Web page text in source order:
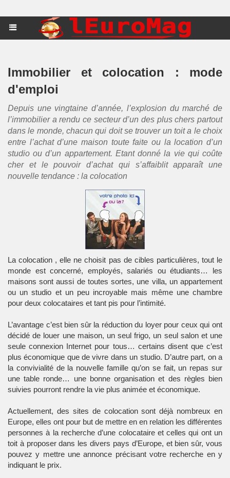
Immobilier et colocation : mode
d'emploi
Depuis une vingtaine d’année, l’explosion du marché de
l’immobilier a rendu ce secteur d’un des plus chers partout
dans le monde, chacun qui doit se trouver un toit a le choix
entre l’achat d’une maison toute faite ou la location d’un
studio ou d’un appartement. Etant donné la vie qui coûte
cher et le pouvoir d’achat qui s’affaiblit apparaît une
nouvelle tendance : la colocation
La colocation , elle ne choisit pas de cibles particulières, tout le
monde est concerné, employés, salariés ou étudiants… les
maisons sont aussi de toutes sortes, une villa, un appartement
ou un studio et un peu incroyable mais même une chambre
pour deux colocataires et tant pis pour l’intimité.
L’avantage c’est bien sûr la réduction du loyer pour ceux qui ont
décidé de louer une maison, un seul frigo, un seul salon et une
seule connexion Internet pour tous… certains disent que c’est
plus économique que de vivre dans un studio. D’autre part, on a
la convivialité de la nouvelle famille qu’on se fait, un repas sur
une table ronde… une bonne organisation et des règles bien
suivies pourront rendre la vie plus animée et économique.
Actuellement, des sites de colocation sont déjà nombreux en
Europe, elles ont pour but de mettre en en relation les différentes
personnes à la recherche d’une colocataire et celles qui ont un
toit à proposer dans les divers pays d’Europe, et bien sûr, vous
pouvez y mettre une annonce précisant votre recherche en y
indiquant le prix.